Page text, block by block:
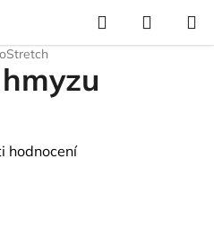
Hledat
KOŠÍK
hodnocení